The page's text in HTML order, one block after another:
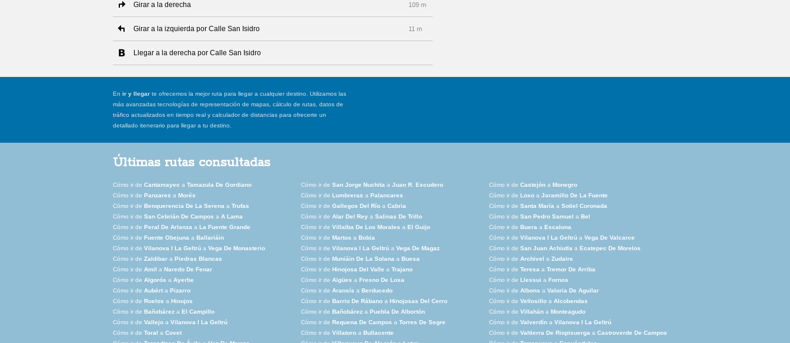
Girar a la derecha 109 m
Girar a la izquierda por Calle San Isidro 11 m
Llegar a la derecha por Calle San Isidro
En ir y llegar te ofrecemos la mejor ruta para llegar a cualquier destino. Utilizamos las
más avanzadas tecnologías de representación de mapas, cálculo de rutas, datos de
tráfico actualizados en tiempo real y calculador de distancias para ofrecerte un
detallado itenerario para llegar a tu destino.
Últimas rutas consultadas
Cómo ir de Cantamayec a Tamazula De Gordiano Cómo ir de San Jorge Nuchita a Juan R. Escudero Cómo ir de Castejón a Monegro
Cómo ir de Panzares a Morés Cómo ir de Lumbreras a Palancares Cómo ir de Loxo a Jaramillo De La Fuente
Cómo ir de Benquerencia De La Serena a Trufas Cómo ir de Gallegos Del Río a Cabria Cómo ir de Santa María a Sotiel Coronada
Cómo ir de San Cebrián De Campos a A Lama Cómo ir de Alar Del Rey a Salinas De Trillo Cómo ir de San Pedro Samuel a Bel
Cómo ir de Peral De Arlanza a La Fuente Grande Cómo ir de Villalba De Los Morales a El Guijo Cómo ir de Buera a Escalona
Cómo ir de Fuente Obejuna a Ballariáin Cómo ir de Martos a Bobia Cómo ir de Vilanova I La Geltrú a Vega De Valcarce
Cómo ir de Vilanova I La Geltrú a Vega De Monasterio Cómo ir de Vilanova I La Geltrú a Vega De Magaz Cómo ir de San Juan Achiutla a Ecatepec De Morelos
Cómo ir de Zaldibar a Piedras Blancas Cómo ir de Muniáin De La Solana a Buesa Cómo ir de Archivel a Zudaire
Cómo ir de Amil a Naredo De Fenar Cómo ir de Hinojosa Del Valle a Trajano Cómo ir de Teresa a Tremor De Arriba
Cómo ir de Algorós a Ayerbe Cómo ir de Aigües a Fresno De Losa Cómo ir de Llessui a Fornos
Cómo ir de Aubèrt a Pizarro Cómo ir de Aransís a Berducedo Cómo ir de Albons a Valoria De Aguilar
Cómo ir de Roelos a Hinojos Cómo ir de Barrio De Rábano a Hinojosas Del Cerro Cómo ir de Vellosillo a Alcobendas
Cómo ir de Bañobárez a El Campillo Cómo ir de Bañobárez a Puebla De Albortón Cómo ir de Villahán a Monteagudo
Cómo ir de Vallejo a Vilanova I La Geltrú Cómo ir de Requena De Campos a Torres De Segre Cómo ir de Valverdín a Vilanova I La Geltrú
Cómo ir de Toral a Covet Cómo ir de Villatoro a Bullacente Cómo ir de Valtierra De Riopisuerga a Castroverde De Campos